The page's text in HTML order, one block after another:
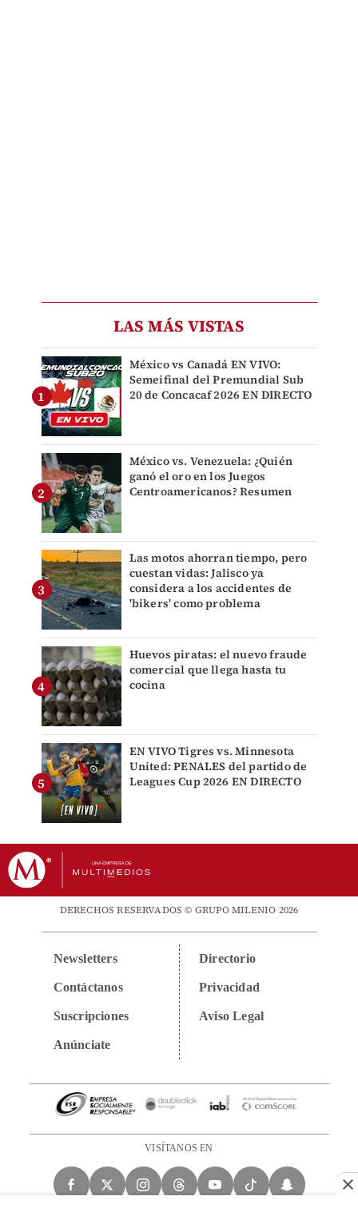
LAS MÁS VISTAS
México vs Canadá EN VIVO:
Semeifinal del Premundial Sub
20 de Concacaf 2026 EN DIRECTO
México vs. Venezuela: ¿Quién
ganó el oro en los Juegos
Centroamericanos? Resumen
Las motos ahorran tiempo, pero
cuestan vidas: Jalisco ya
considera a los accidentes de
'bikers' como problema
Huevos piratas: el nuevo fraude
comercial que llega hasta tu
cocina
EN VIVO Tigres vs. Minnesota
United: PENALES del partido de
Leagues Cup 2026 EN DIRECTO
DERECHOS RESERVADOS © GRUPO MILENIO 2026
Newsletters
Contáctanos
Suscripciones
Anúnciate
Directorio
Privacidad
Aviso Legal
VISÍTANOS EN